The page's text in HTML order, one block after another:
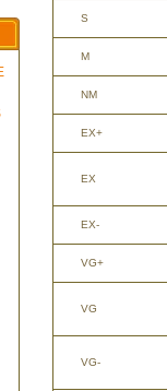
S
M
NM
EX+
EX
EX-
VG+
VG
VG-